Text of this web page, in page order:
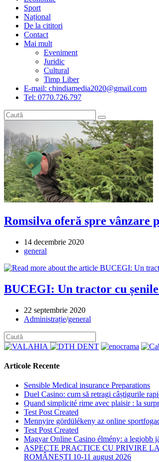
Sport
Național
De la cititori
Contact
Mai mult
Eveniment
Juridic
Cultural
Timp Liber
E-mail: chindiamedia2020@gmail.com
Tel: 0770.726.797
Romsilva oferă spre vânzare
Post
published:
14 decembrie 2020
Post
general
BUCEGI: Un tractor cu
Post
published:
22 septembrie 2020
Post
Administrație/general
Articole Recente
Sensible Medical insurance Preparations
Duel Casino: cum să retragi câștigurile
Quand simplicité rime avec plaisir : la
Test Post Created
Mennyire gördülékeny az online
Test Post Created
Magyar Online Casino élmény: a legjobb
ASPECTE PRACTICE CU PRIVIRE
ROMÂNEȘTI 10-11 august 2026